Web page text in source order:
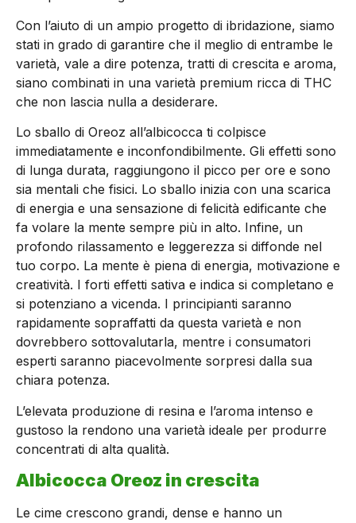
Con l’aiuto di un ampio progetto di ibridazione, siamo
stati in grado di garantire che il meglio di entrambe le
varietà, vale a dire potenza, tratti di crescita e aroma,
siano combinati in una varietà premium ricca di THC
che non lascia nulla a desiderare.
Lo sballo di Oreoz all’albicocca ti colpisce
immediatamente e inconfondibilmente. Gli effetti sono
di lunga durata, raggiungono il picco per ore e sono
sia mentali che fisici. Lo sballo inizia con una scarica
di energia e una sensazione di felicità edificante che
fa volare la mente sempre più in alto. Infine, un
profondo rilassamento e leggerezza si diffonde nel
tuo corpo. La mente è piena di energia, motivazione e
creatività. I forti effetti sativa e indica si completano e
si potenziano a vicenda. I principianti saranno
rapidamente sopraffatti da questa varietà e non
dovrebbero sottovalutarla, mentre i consumatori
esperti saranno piacevolmente sorpresi dalla sua
chiara potenza.
L’elevata produzione di resina e l’aroma intenso e
gustoso la rendono una varietà ideale per produrre
concentrati di alta qualità.
Albicocca Oreoz in crescita
Le cime crescono grandi, dense e hanno un